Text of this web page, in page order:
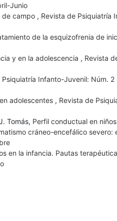
Junio
de campo , Revista de Psiquiatría
de la esquizofrenia de
y en la adolescencia , Revista
Psiquiatría Infanto-Juvenil: Núm. 2
adolescentes , Revista de
Tomás, Perfil conductual en
cráneo-encefálico severo:
en la infancia. Pautas